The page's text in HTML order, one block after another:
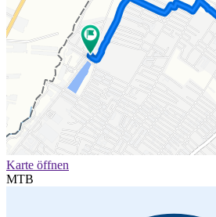
Karte öffnen
MTB